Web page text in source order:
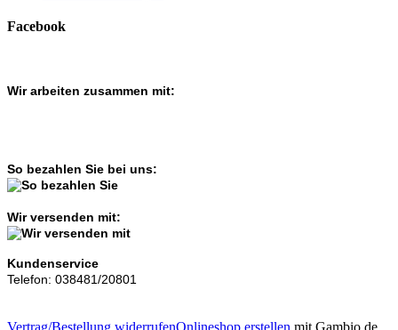
Facebook
Wir arbeiten zusammen mit:
So bezahlen Sie bei uns:
Wir versenden mit:
Kundenservice
Telefon: 038481/20801